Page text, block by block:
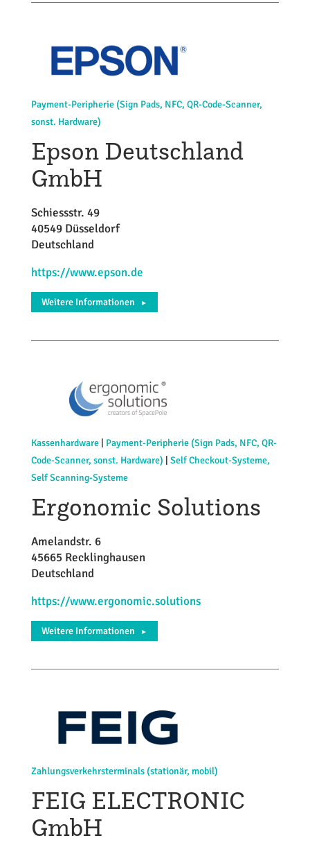
Payment-Peripherie (Sign Pads, NFC, QR-Code-Scanner,
sonst. Hardware)
Epson Deutschland
GmbH
Schiessstr. 49
40549 Düsseldorf
Deutschland
https://www.epson.de
Weitere Informationen ►
Kassenhardware| Payment-Peripherie (Sign Pads, NFC, QR-
Code-Scanner, sonst. Hardware)
Self Checkout-Systeme,
Self Scanning-Systeme
Ergonomic Solutions
Amelandstr. 6
45665 Recklinghausen
Deutschland
https://www.ergonomic.solutions
Weitere Informationen ►
Zahlungsverkehrsterminals (stationär, mobil)
FEIG ELECTRONIC
GmbH